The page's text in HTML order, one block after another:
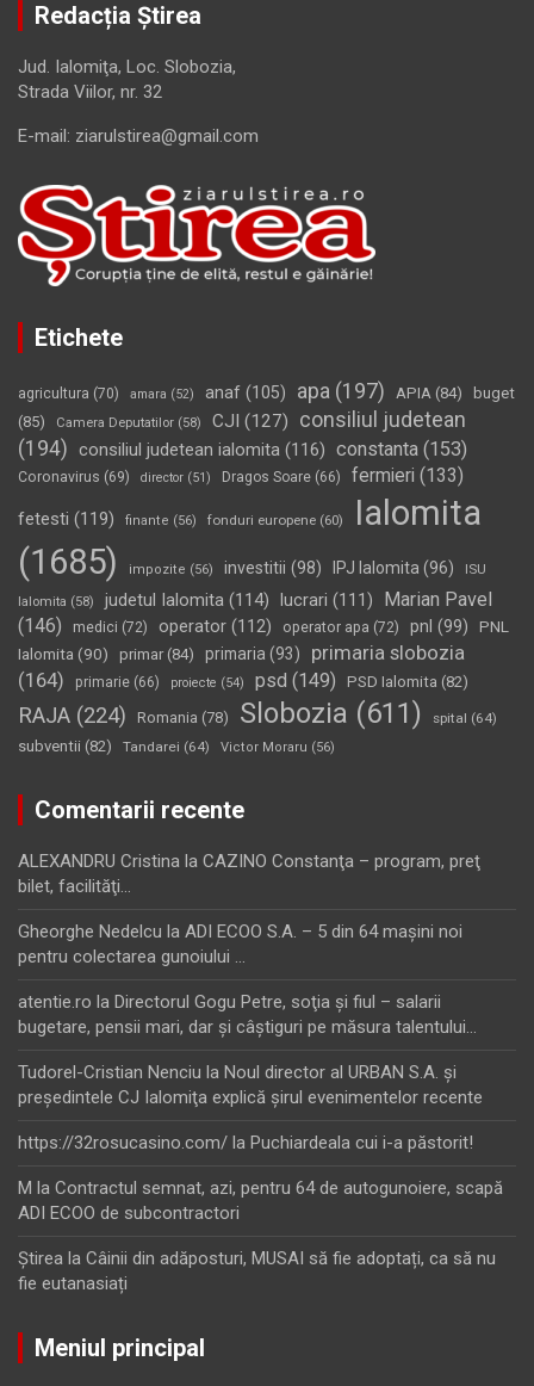
Redacția Știrea
Jud. Ialomiţa, Loc. Slobozia,
Strada Viilor, nr. 32
E-mail: ziarulstirea@gmail.com
Etichete
agricultura (70) amara (52) anaf (105) apa (197) APIA (84)
buget
(85)
Camera Deputatilor (58) CJI (127)
consiliul judetean
(194) consiliul judetean ialomita (116) constanta (153)
Coronavirus (69) director (51) Dragos Soare (66) fermieri (133)
fetesti (119) finante (56) fonduri europene (60)
Ialomita
(1685)
impozite (56) investitii (98) IPJ Ialomita (96) ISU
Ialomita (58) judetul Ialomita (114) lucrari (111)
Marian Pavel
(146)
medici (72) operator (112) operator apa (72) pnl (99)
PNL
Ialomita (90) primar(84) primaria (93)
primaria slobozia
(164)
primarie (66) proiecte (54) psd (149) PSD Ialomita (82)
RAJA (224) Romania (78) Slobozia (611) spital (64)
subventii (82) Tandarei (64) Victor Moraru (56)
Comentarii recente
ALEXANDRU Cristina la CAZINO Constanţa – program, preţ
bilet, facilităţi…
Gheorghe Nedelcu la ADI ECOO S.A. – 5 din 64 maşini noi
pentru colectarea gunoiului …
atentie.ro la Directorul Gogu Petre, soţia şi fiul – salarii
bugetare, pensii mari, dar şi câştiguri pe măsura talentului…
Tudorel-Cristian Nenciu la Noul director al URBAN S.A. şi
preşedintele CJ Ialomiţa explică şirul evenimentelor recente
https://32rosucasino.com/ la Puchiardeala cui i-a păstorit!
M la Contractul semnat, azi, pentru 64 de autogunoiere, scapă
ADI ECOO de subcontractori
Ştirea la Câinii din adăposturi, MUSAI să fie adoptați, ca să nu
fie eutanasiați
Meniul principal